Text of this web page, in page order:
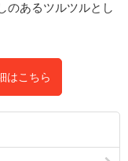
のあるツルツルとし
はこちら